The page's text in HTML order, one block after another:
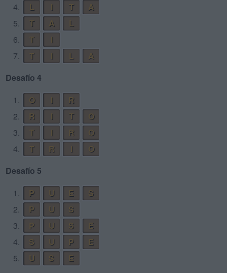
4.
L T
A
5.
T A
L
6.
T
7.
T L
A
Desafío 4
1.
O
R
2.
R T
O
3.
T R
O
4.
T R
O
Desafío 5
1.
P U E
S
2.
P U
S
3.
P U S
E
4.
S U P
E
5.
U S
E